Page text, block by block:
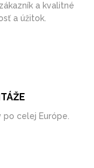
a kvalitné
a úžitok.
celej Európe.